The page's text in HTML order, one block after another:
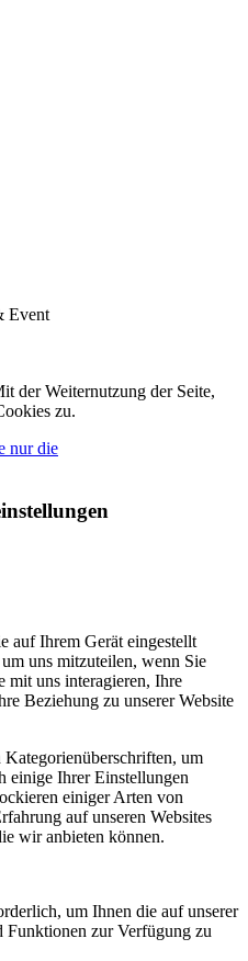
Event
der Weiternutzung der Seite,
zu.
nur die
auf Ihrem Gerät eingestellt
uns mitzuteilen, wenn Sie
mit uns interagieren, Ihre
Beziehung zu unserer Website
um
einige Ihrer Einstellungen
einiger Arten von
auf unseren Websites
wir anbieten können.
um Ihnen die auf unserer
Funktionen zur Verfügung zu